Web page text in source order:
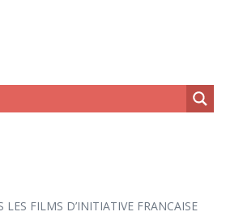
FILMS D’INITIATIVE FRANCAISE